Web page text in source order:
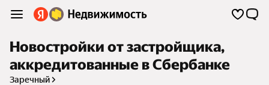
Новостройки от застройщика,
аккредитованные в Сбербанке
Заречный